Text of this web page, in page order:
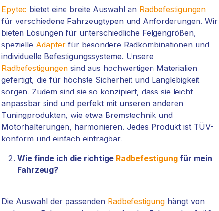
Epytec bietet eine breite Auswahl an Radbefestigungen
für verschiedene Fahrzeugtypen und Anforderungen. Wir
bieten Lösungen für unterschiedliche Felgengrößen,
spezielle Adapterfür besondere Radkombinationen und
individuelle Befestigungssysteme. Unsere
Radbefestigungensind aus hochwertigen Materialien
gefertigt, die für höchste Sicherheit und Langlebigkeit
sorgen. Zudem sind sie so konzipiert, dass sie leicht
anpassbar sind und perfekt mit unseren anderen
Tuningprodukten, wie etwa Bremstechnik und
Motorhalterungen, harmonieren. Jedes Produkt ist TÜV-
konform und einfach eintragbar.
Wie finde ich die richtige Radbefestigungfür mein
Fahrzeug?
Die Auswahl der passenden Radbefestigunghängt von